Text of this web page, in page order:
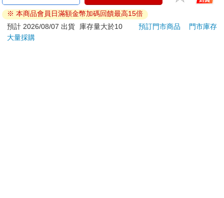
ATM提款機，請不要聽從指示，以免受騙上當！
退換貨須知：
**提醒您，鑑賞期不等於試用期，退回商品須為全新狀態**
※ 本商品會員日滿額金幣加碼回饋最高15倍
預計 2026/08/07 出貨
庫存量大於10 預訂門市商品
門市庫存
大量採購